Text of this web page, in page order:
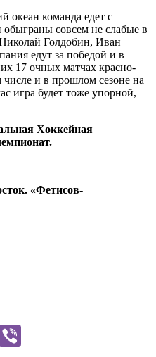
океан команда едет с
совсем не слабые в
Голдобин, Иван
едут за победой и в
17 очных матчах красно-
и в прошлом сезоне на
игра будет тоже упорной,
Хоккейная
«Фетисов-